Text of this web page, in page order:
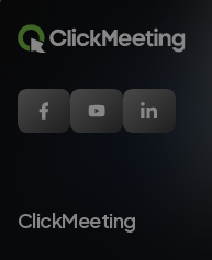
ClickMeeting